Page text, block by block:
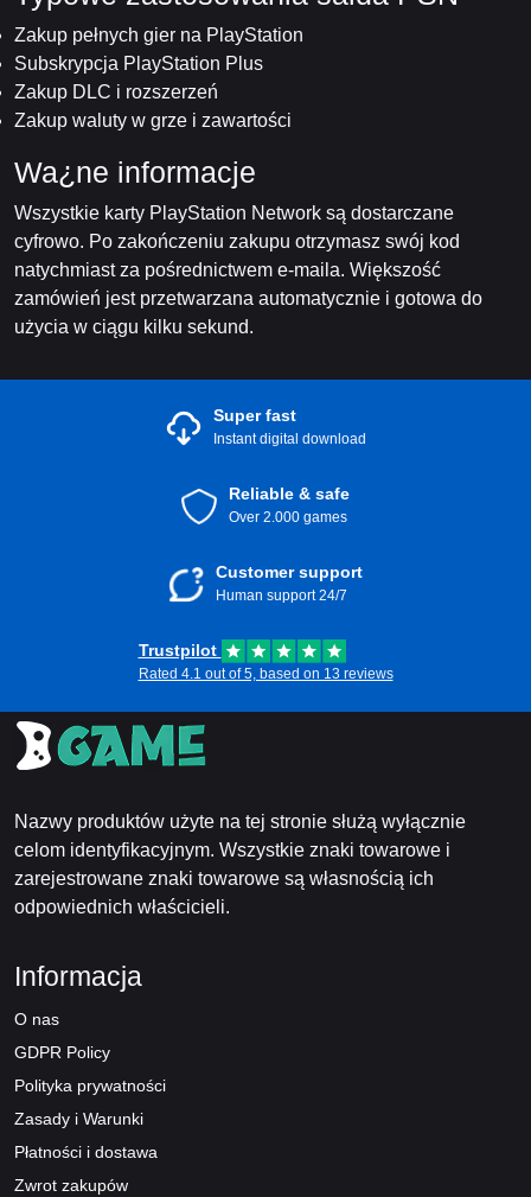
Zakup pełnych gier na PlayStation
Subskrypcja PlayStation Plus
Zakup DLC i rozszerzeń
Zakup waluty w grze i zawartości
Wa¿ne informacje
Wszystkie karty PlayStation Network są dostarczane
cyfrowo. Po zakończeniu zakupu otrzymasz swój kod
natychmiast za pośrednictwem e-maila. Większość
zamówień jest przetwarzana automatycznie i gotowa do
użycia w ciągu kilku sekund.
Super fast
Instant digital download
Reliable & safe
Over 2.000 games
Customer support
Human support 24/7
Trustpilot
Rated 4.1 out of 5, based on 13 reviews
Nazwy produktów użyte na tej stronie służą wyłącznie
celom identyfikacyjnym. Wszystkie znaki towarowe i
zarejestrowane znaki towarowe są własnością ich
odpowiednich właścicieli.
Informacja
O nas
GDPR Policy
Polityka prywatności
Zasady i Warunki
Płatności i dostawa
Zwrot zakupów